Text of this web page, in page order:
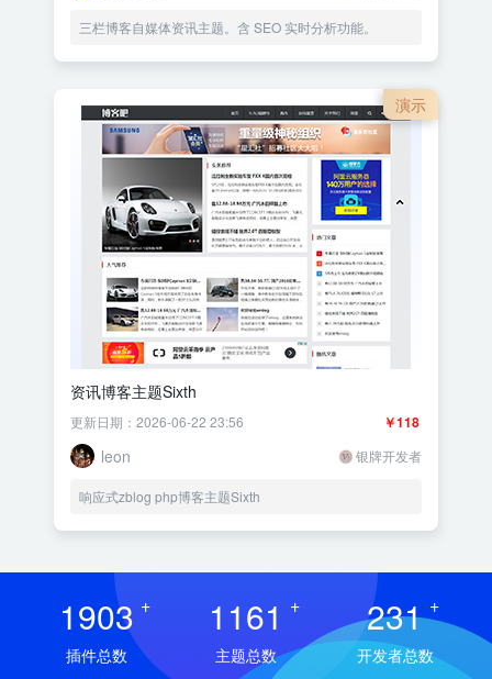
三栏博客自媒体资讯主题。含 SEO 实时分析功能。
演示
资讯博客主题Sixth
￥118
更新日期：2026-06-22 23:56
leon 银牌开发者
响应式zblog php博客主题Sixth
1903 +
插件总数
1161 +
主题总数
231 +
开发者总数